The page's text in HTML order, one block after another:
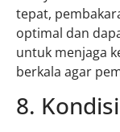
tepat,
optimal dan
untuk menjaga
berkala agar
8.